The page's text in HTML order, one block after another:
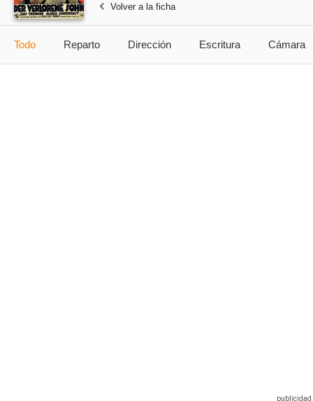
Volver a la ficha
Todo Reparto Dirección Escritura Cámara